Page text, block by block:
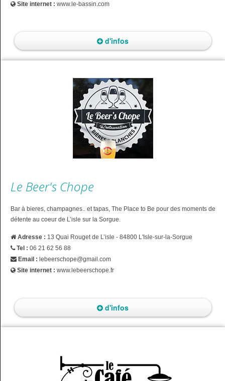
Site internet : www.le-bassin.com
d'infos
Le Beer's Chope
Bar à bieres, champagnes.. et tapas, The Place to Be pour des moments de
détente au coeur de L’isle sur la Sorgue.
Adresse : 13 Quai Rouget de L’isle - 84800 L'Isle-sur-la-Sorgue
Tel : 06 21 62 56 88
Email : lebeerschope@gmail.com
Site internet : www.lebeerschope.fr
d'infos